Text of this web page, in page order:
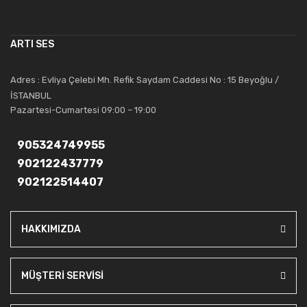
saygıdeğer yerini kazanmıştır.
Artı Ses, güler yüzü ve deneyimi ile bu gün ve gelecekte
güvenebileceğiniz bir tercihtir.
ARTI SES
Adres : Evliya Çelebi Mh. Refik Saydam Caddesi No : 15 Beyoğlu /
İSTANBUL
Pazartesi-Cumartesi 09:00 – 19:00
905324749955
902122437779
902122514407
HAKKIMIZDA
MÜŞTERİ SERVİSİ